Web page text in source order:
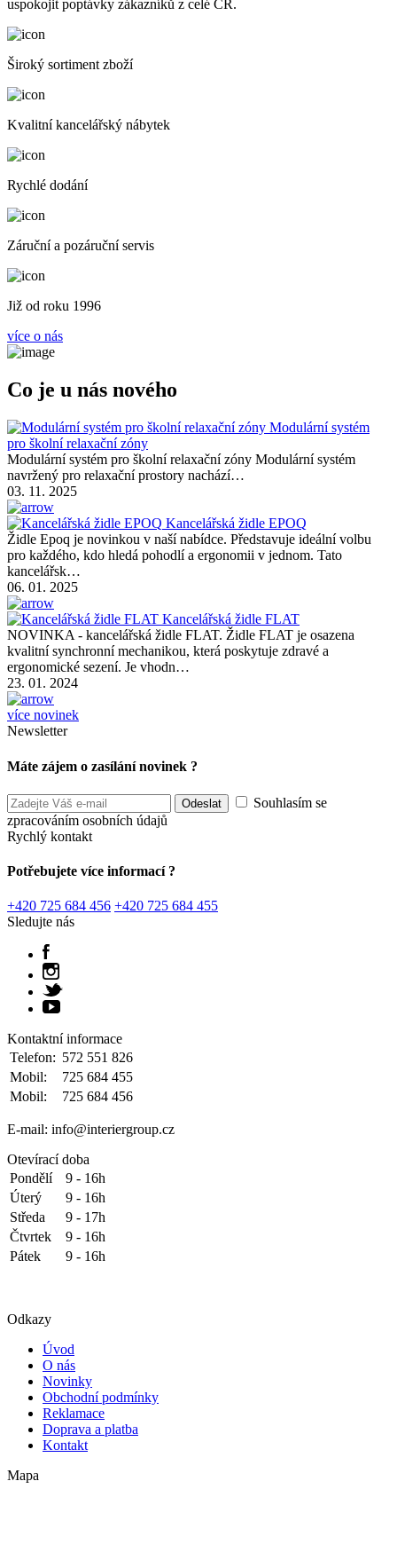
uspokojit poptávky zákazníků z celé ČR.
Široký sortiment zboží
Kvalitní kancelářský nábytek
Rychlé dodání
Záruční a pozáruční servis
Již od roku 1996
více o nás
Co je u nás nového
Modulární systém
pro školní relaxační zóny
Modulární systém pro školní relaxační zóny Modulární systém
navržený pro relaxační prostory nachází…
03. 11. 2025
Kancelářská židle EPOQ
Židle Epoq je novinkou v naší nabídce. Představuje ideální volbu
pro každého, kdo hledá pohodlí a ergonomii v jednom. Tato
kancelářsk…
06. 01. 2025
Kancelářská židle FLAT
NOVINKA - kancelářská židle FLAT. Židle FLAT je osazena
kvalitní synchronní mechanikou, která poskytuje zdravé a
ergonomické sezení. Je vhodn…
23. 01. 2024
více novinek
Newsletter
Máte zájem o zasílání novinek ?
Souhlasím se
zpracováním osobních údajů
Rychlý kontakt
Potřebujete více informací ?
+420 725 684 456 +420 725 684 455
Sledujte nás
Kontaktní informace
Telefon: 572 551 826
Mobil:
725 684 455
Mobil:
725 684 456
E-mail: info@interiergroup.cz
Otevírací doba
Pondělí
9 - 16h
Úterý
9 - 16h
Středa
9 - 17h
Čtvrtek
9 - 16h
Pátek
9 - 16h
Odkazy
Úvod
O nás
Novinky
Obchodní podmínky
Reklamace
Doprava a platba
Kontakt
Mapa